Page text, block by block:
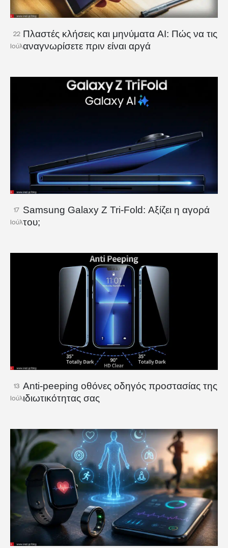
22
Ιούλ
Πλαστές κλήσεις και μηνύματα AI: Πώς να τις
αναγνωρίσετε πριν είναι αργά
17
Ιούλ
Samsung Galaxy Z Tri-Fold: Αξίζει η αγορά
του;
13
Ιούλ
Anti-peeping οθόνες οδηγός προστασίας της
ιδιωτικότητας σας